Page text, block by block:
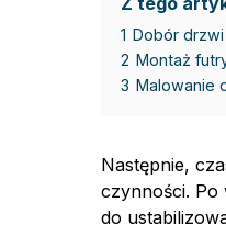
1 Dobór
2 Montaż
3 Malowanie
Następnie,
czynności. Po
do